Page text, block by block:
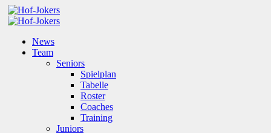
News
Team
Seniors
Spielplan
Tabelle
Roster
Coaches
Training
Juniors